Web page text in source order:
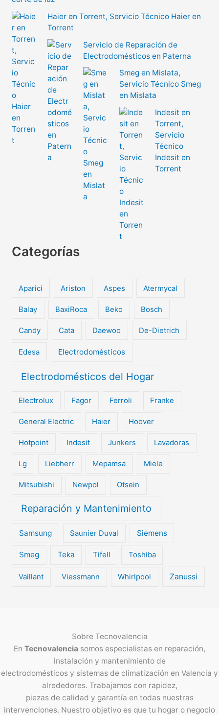
Haier en Torrent, Servicio Técnico Haier en
Torrent
Servicio de Reparación de
Electrodomésticos en Paterna
Smeg en Mislata,
Servicio Técnico Smeg
en Mislata
Indesit en
Torrent,
Servicio
Técnico
Indesit en
Torrent
Categorías
Aparici Ariston Aspes Atermycal
Balay BaxiRoca Beko Bosch
Candy Cata Daewoo De-Dietrich
Edesa Electrodomésticos
Electrodomésticos del Hogar
Electrolux Fagor Ferroli Franke
General Electric Haier Hoover
Hotpoint Indesit Junkers Lavadoras
Lg Liebherr Mepamsa Miele
Mitsubishi Newpol Otsein
Reparación y Mantenimiento
Samsung Saunier Duval Siemens
Smeg Teka Tifell Toshiba
Vaillant Viessmann Whirlpool Zanussi
Sobre Tecnovalencia
En Tecnovalencia somos especialistas en reparación,
instalación y mantenimiento de
electrodomésticos y sistemas de climatización en Valencia y
alrededores. Trabajamos con rapidez,
piezas de calidad y garantía en todas nuestras
intervenciones. Nuestro objetivo es que tu hogar o negocio